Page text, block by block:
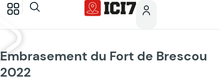
Embrasement du Fort de Brescou
2022